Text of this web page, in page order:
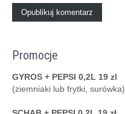
Promocje
GYROS + PEPSI 0,2L 19 zl
(ziemniaki lub frytki, surówka)